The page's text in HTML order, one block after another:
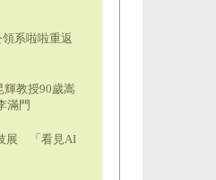
系啦啦重返
輝教授90歲嵩
滿門
展 「看見AI